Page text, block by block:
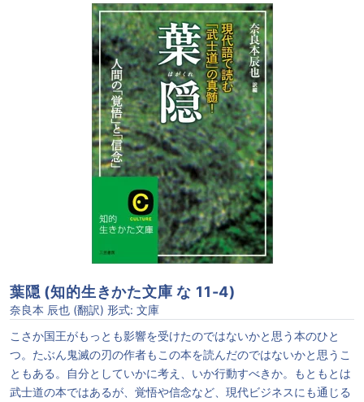
葉隠 (知的生きかた文庫 な 11-4)
奈良本 辰也 (翻訳) 形式: 文庫
こさか国王がもっとも影響を受けたのではないかと思う本のひと
つ。たぶん鬼滅の刃の作者もこの本を読んだのではないかと思うこ
ともある。自分としていかに考え、いか行動すべきか。もともとは
武士道の本ではあるが、覚悟や信念など、現代ビジネスにも通じる